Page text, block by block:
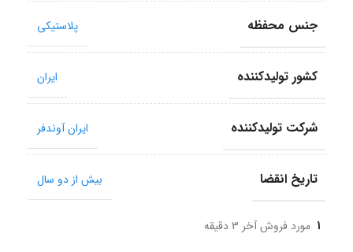
جنس محفظه پلاستیکی
کشور تولید‎کننده ایران
شرکت تولید‎کننده ایران آوندفر
تاریخ انقضا بیش از دو سال
1 مورد فروش آخر 3 دقیقه